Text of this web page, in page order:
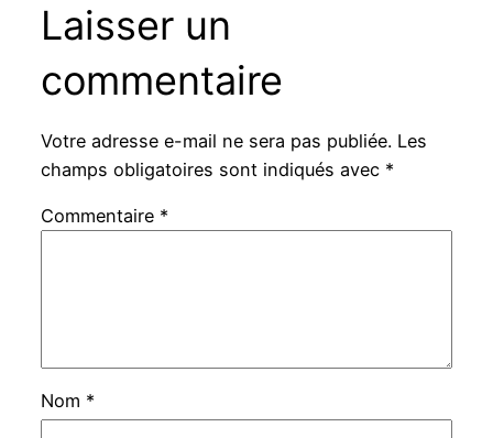
Laisser un
commentaire
Votre adresse e-mail ne sera pas publiée. Les
champs obligatoires sont indiqués avec *
Commentaire *
Nom *